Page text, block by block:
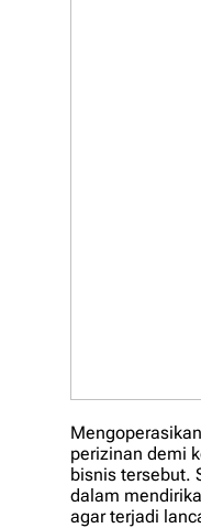
perizinan demi
bisnis tersebut.
dalam
agar terjadi